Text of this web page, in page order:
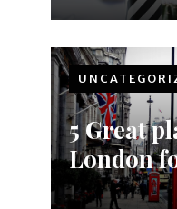
5 Great
London